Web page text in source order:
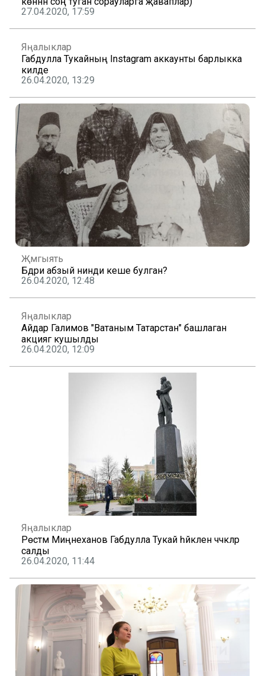
27.04.2020, 17:59
Яңалыклар
Габдулла Тукайның Instagram аккаунты барлыкка
килде
26.04.2020, 13:29
Җәмгыять
Бәдри абзый нинди кеше булган?
26.04.2020, 12:48
Яңалыклар
Айдар Галимов "Ватаным Татарстан" башлаган
акциягә кушылды
26.04.2020, 12:09
Яңалыклар
Рөстәм Миңнеханов Габдулла Тукай һәйкәленә чәчәкләр
салды
26.04.2020, 11:44